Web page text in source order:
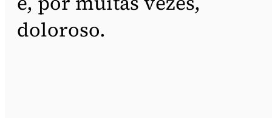
doloroso.